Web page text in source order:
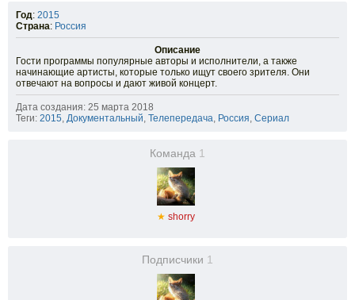
Год: 2015
Страна: Россия
Описание
Гости программы популярные авторы и исполнители, а также
начинающие артисты, которые только ищут своего зрителя. Они
отвечают на вопросы и дают живой концерт.
Дата создания: 25 марта 2018
Теги: 2015, Документальный, Телепередача, Россия, Сериал
Команда 1
★ shorry
Подписчики 1